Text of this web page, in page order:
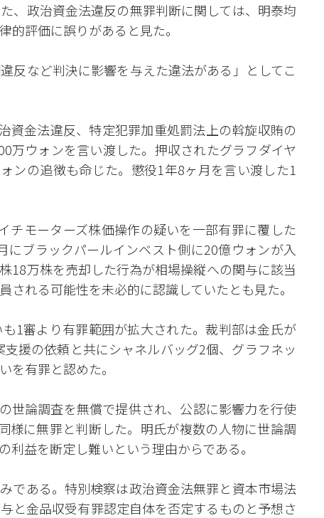
、政治資金法違反の無罪判断に関しては、明泰均
的評価に誤りがあると見た。
反など判決に影響を与えた違法がある」としてこ
資金法違反、特定犯罪加重処罰法上の斡旋収賄の
万ウォンを言い渡した。押収されたグラフダイヤ
ンの追徴も命じた。懲役1年8ヶ月を言い渡した1
チモーターズ株価操作の疑いを一部有罪に覆した
ブラックパールインベスト側に20億ウォンが入
18万株を売却した行為が相場操縦への関与に該当
れる可能性を未必的に認識していたとも見た。
1審より有罪範囲が拡大された。裁判部は金氏が
援の依頼と共にシャネルバッグ2個、グラフネッ
を有罪と認めた。
世論調査を無償で提供され、公認に影響力を行使
様に無罪と判断した。明氏が複数の人物に世論調
益を断定し難いという理由からである。
である。特別検察は政治資金法無罪と資本市場法
と金品収受有罪認定自体を否定するものと予想さ